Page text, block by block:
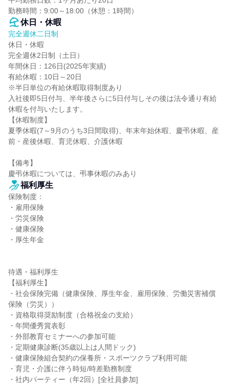
勤務時間：9:00～18:00（休憩：1時間）
休日・休暇
完全週休二日制
休日・休暇
完全週休2日制（土日）
年間休日：126日(2025年実績)
有給休暇：10日～20日
※半日単位の有給休暇取得制度あり
入社後即5日付与、半年後さらに5日付与しその後は法令通り有給
休暇を付与いたします。
【休暇制度】
夏季休暇(7～9月のうち3日間取得)、年末年始休暇、慶弔休暇、産
前・産後休暇、育児休暇、介護休暇
【備考】
慶弔休暇については、弔事休暇のみあり
福利厚生
保険制度：
・雇用保険
・労災保険
・健康保険
・厚生年金
待遇・福利厚生
【福利厚生】
・社会保険完備（健康保険、厚生年金、雇用保険、労働災害補償
保険（労災））
・資格取得奨励制度（合格祝金の支給）
・年間優秀賞表彰
・外部教育セミナーへの参加可能
・定期健康診断(35歳以上は人間ドック)
・健康保険組合契約の保養所・スポーツクラブ利用可能
・育児・介護に伴う時短/時差勤務制度
・社内パーティー（年2回）[全社員参加]